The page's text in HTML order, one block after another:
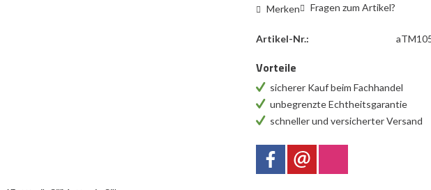
Merken Fragen zum Artikel?
Artikel-Nr.:
Vorteile
sicherer Kauf beim Fachhandel
unbegrenzte Echtheitsgarantie
schneller und versicherter Versand